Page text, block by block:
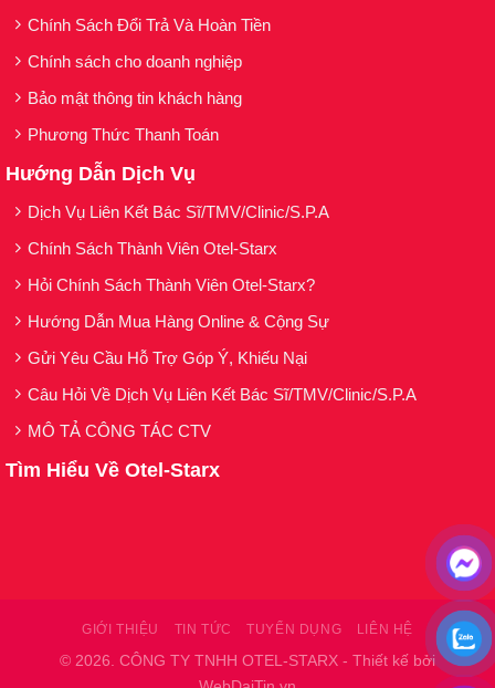
Sản phẩm Ampoule B3-B5 50ml với công thức
THÀNH PHẦN:
Bakuchiol:
Peptide( B5):
Niacinamide (B3):
CÔNG DỤNG:
Dưỡng trắng da
Sử dụng ngày 2 lần, sau nước hoa hồng/toner.
Loại da: Dùng cho mọi loại da
Chính Sách Đổi Trả Và Hoàn Tiền
Chính sách cho doanh nghiệp
Bảo mật thông tin khách hàng
Phương Thức Thanh Toán
Hướng Dẫn Dịch Vụ
Dịch Vụ Liên Kết Bác Sĩ/TMV/Clinic/S.P.A
Chính Sách Thành Viên Otel-Starx
Hỏi Chính Sách Thành Viên Otel-Starx?
Hướng Dẫn Mua Hàng Online & Cộng Sự
Gửi Yêu Cầu Hỗ Trợ Góp Ý, Khiếu Nại
Câu Hỏi Về Dịch Vụ Liên Kết Bác Sĩ/TMV/Clinic/S.P.A
MÔ TẢ CÔNG TÁC CTV
Tìm Hiểu Về Otel-Starx
GIỚI THIỆU TIN TỨC TUYỂN DỤNG LIÊN HỆ
© 2026. CÔNG TY TNHH OTEL-STARX - Thiết kế bởi